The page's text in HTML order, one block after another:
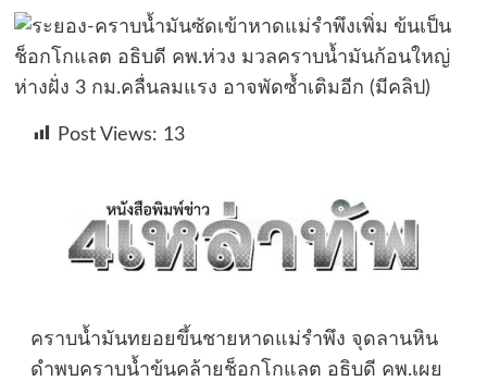
Post Views: 13
คราบน้ำมันทยอยขึ้นชายหาดแม่รำพึง จุดลานหิน
ดำพบคราบน้ำข้นคล้ายช็อกโกแลต อธิบดี คพ.เผย